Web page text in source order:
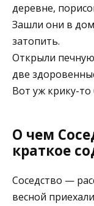
деревне,
Зашли они в
затопить.
Открыли
две
Вот уж крику-то
О чем
краткое
Соседство —
весной